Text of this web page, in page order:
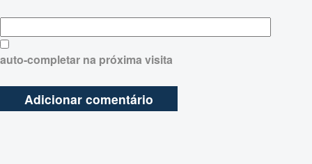
auto-completar na próxima visita